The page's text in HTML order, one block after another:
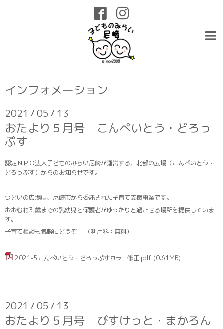
インフォメーション
2021 / 05 / 13
おたより５月号 こんぺいとう・どろっ
ぷす
認定ＮＰＯ法人子どものみらい尼崎が運営する、北部の広場（こんぺいとう・
どろっぷす）からのお知らせです。
つどいの広場は、尼崎市から委託された子育て支援事業です。
おおむね3 歳までの乳幼児と保護者がゆったりと過ごせる場所を提供していま
す。
子育て相談も気軽にどうぞ！ （利用料：無料）
2021-5こんぺいとう・どろっぷすカラー修正.pdf (0.61MB)
2021 / 05 / 13
おたより５月号 びすけっと・まかろん